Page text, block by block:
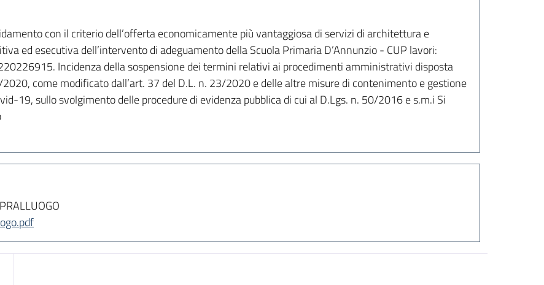
con il criterio dell’offerta economicamente più vantaggiosa di servizi di architettura e
ed esecutiva dell’intervento di adeguamento della Scuola Primaria D’Annunzio - CUP lavori:
Incidenza della sospensione dei termini relativi ai procedimenti amministrativi disposta
come modificato dall’art. 37 del D.L. n. 23/2020 e delle altre misure di contenimento e gestione
19, sullo svolgimento delle procedure di evidenza pubblica di cui al D.Lgs. n. 50/2016 e s.m.i Si